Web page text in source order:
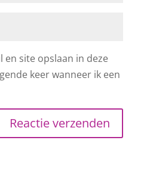
en site opslaan in deze
keer wanneer ik een